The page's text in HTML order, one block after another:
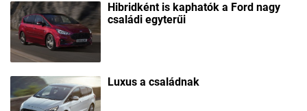
Hibridként is kaphatók a Ford nagy
családi egyterűi
Luxus a családnak